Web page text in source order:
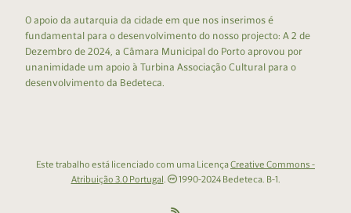
O apoio da autarquia da cidade em que nos inserimos é
fundamental para o desenvolvimento do nosso projecto: A 2 de
Dezembro de 2024, a Câmara Municipal do Porto aprovou por
unanimidade um apoio à Turbina Associação Cultural para o
desenvolvimento da Bedeteca.
Este trabalho está licenciado com uma LicençaCreative Commons -
Atribuição 3.0 Portugal. 1990-2024 Bedeteca. B-1.